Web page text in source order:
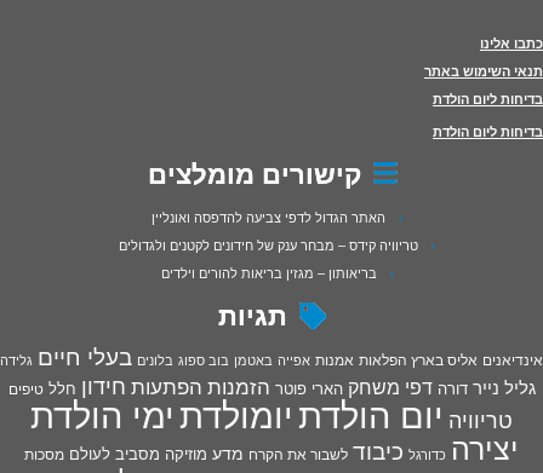
כתבו אלינו
תנאי השימוש באתר
בדיחות ליום הולדת
בדיחות ליום הולדת
קישורים מומלצים
האתר הגדול לדפי צביעה להדפסה ואונליין
טריוויה קידס – מבחר ענק של חידונים לקטנים ולגדולים
בריאותון – מגזין בריאות להורים וילדים
תגיות
אינדיאנים אליס בארץ הפלאות אמנות אפייה באטמן בוב ספוג בלונים בעלי חיים גלידה
גליל נייר דורה דפי משחק הארי פוטר הזמנות הפתעות חידון חלל טיפים
טריוויה יום הולדתיומולדתימי הולדת
יצירה כדורגל כיבוד לשבור את הקרח מדע מוזיקה מסביב לעולם מסכות